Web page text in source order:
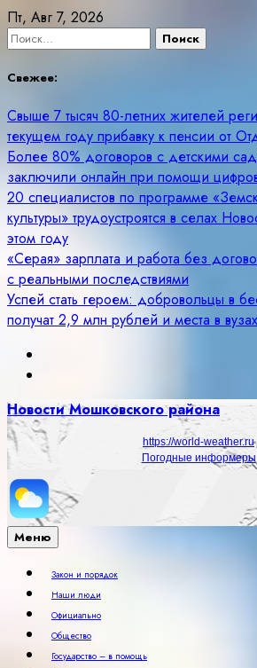
Skip
to
Пт, Авг 7, 2026
Найти:
Свежее:
Свыше 7 тысяч 80-летних жителей
текущем году прибавку к пенсии от
Более 80% договоров с детскими
заключили онлайн при помощи
20 специалистов по программе
культуры» трудоустроятся в селах
этом году
«Серая» зарплата и работа без
с реальными последствиями
Успей стать героем: добровольцы в
получат 2,9 млн рублей и места в
Новости Мошковского района
https://world-weather.ru
Погодные информеры
Меню
Закон и порядок
Наши люди
Официально
Общество
Государство – в помощь